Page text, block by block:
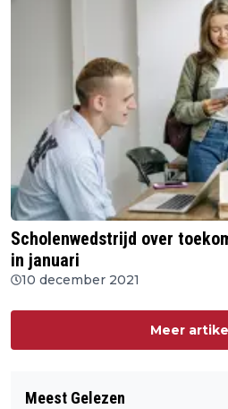
Scholenwedstrijd over
in januari
10 december 2021
Meer
Meest Gelezen